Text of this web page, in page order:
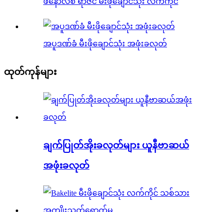
အပူဒဏ်ခံ မီးဖိုချောင်သုံး အဖုံးခလုတ်
ထုတ်ကုန်များ
ချက်ပြုတ်အိုးခလုတ်များ ယူနီဗာဆယ်
အဖုံးခလုတ်